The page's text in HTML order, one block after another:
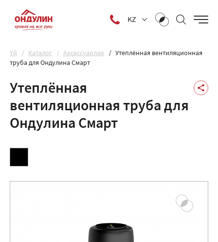
KZ
Yй Каталог Аксессуарлар
Утеплённая вентиляционная
труба для Ондулина Смарт
Утеплённая
вентиляционная труба для
Ондулина Смарт